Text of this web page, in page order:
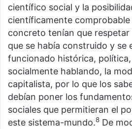
científico social y la
científicamente comprobable
concreto tenían que
que se había construido y se
funcionado histórica,
socialmente hablando, la
capitalista, por lo que los
debían poner los
sociales que permitieran el
este sistema-mundo.8 De